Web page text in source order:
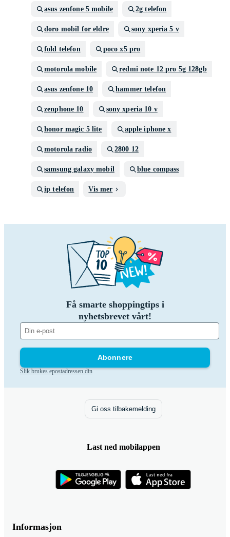
asus zenfone 5 mobile 2g telefon
doro mobil for eldre sony xperia 5 v
fold telefon poco x5 pro
motorola mobile redmi note 12 pro 5g 128gb
asus zenfone 10 hammer telefon
zenphone 10 sony xperia 10 v
honor magic 5 lite apple iphone x
motorola radio 2800 12
samsung galaxy mobil blue compass
ip telefon Vis mer
Få smarte shoppingtips i
nyhetsbrevet vårt!
Abonnere
Slik brukes epostadressen din
Informasjon
Gi oss tilbakemelding
Last ned mobilappen